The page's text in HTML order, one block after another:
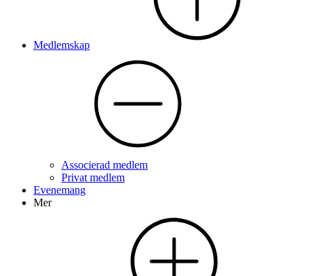
Medlemskap
Associerad medlem
Privat medlem
Evenemang
Mer